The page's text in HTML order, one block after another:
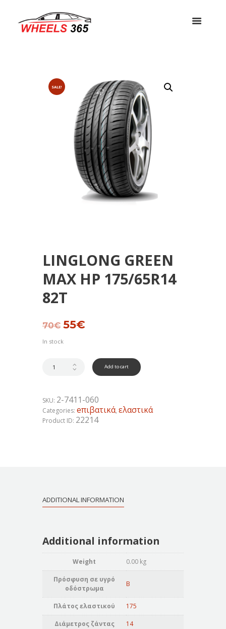
SALE!
LINGLONG GREEN
MAX HP 175/65R14
82T
70€ Original
was:
55€Current
In stock
Add to cart
SKU: 2-7411-060
Categories: eπιβατικά, ελαστικά
Product ID: 22214
ADDITIONAL INFORMATION
Additional information
Weight 0.00 kg
Πρόσφυση σε υγρό
οδόστρωμα
B
Πλάτος ελαστικού 175
Διάμετρος ζάντας 14